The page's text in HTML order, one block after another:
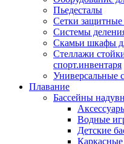
Пьедесталы
Сетки защитные
Системы
Скамьи шкафы
Стеллажи
спорт.инвентаря
Универсальные
Плавание
Бассейны
Водные
Детские